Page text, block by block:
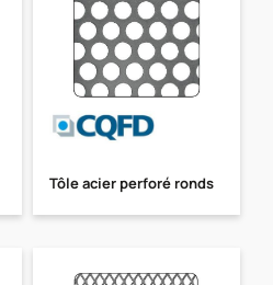
Tôle acier perforé ronds